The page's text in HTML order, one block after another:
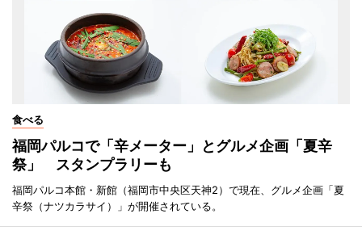
食べる
福岡パルコで「辛メーター」とグルメ企画「夏辛
祭」 スタンプラリーも
福岡パルコ本館・新館（福岡市中央区天神2）で現在、グルメ企画「夏
辛祭（ナツカラサイ）」が開催されている。